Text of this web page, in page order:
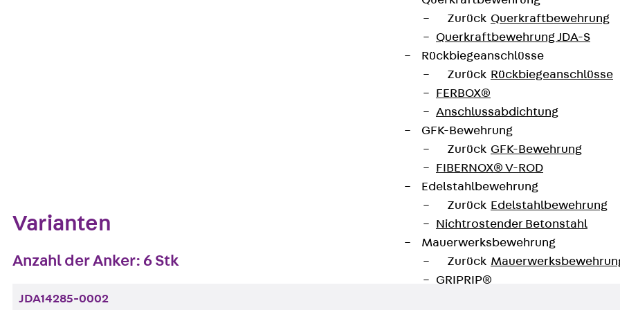
Zurück Querkraftbewehrung
Querkraftbewehrung JDA-S
Rückbiegeanschlüsse
Zurück Rückbiegeanschlüsse
FERBOX®
Anschlussabdichtung
GFK-Bewehrung
Zurück GFK-Bewehrung
FIBERNOX® V-ROD
Edelstahlbewehrung
Zurück Edelstahlbewehrung
Nichtrostender Betonstahl
Mauerwerksbewehrung
Zurück
GRIPRIP®
Datenblatt herunterladen
Varianten
Anzahl der Anker: 6 Stk
JDA14285-0002